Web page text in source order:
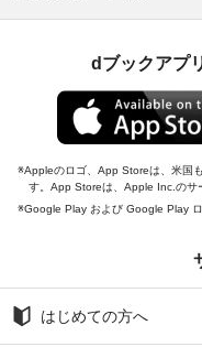
dブックアプ
Appleのロゴ、App Storeは、米国
す。App Storeは、Apple Inc.のサ
Google Play および Google Play
はじめての方へ